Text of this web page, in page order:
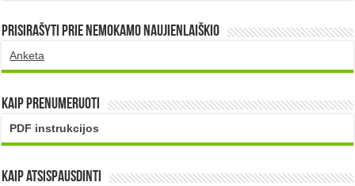
Prisirašyti prie nemokamo naujienlaiškio
Anketa
Kaip prenumeruoti
PDF instrukcijos
Kaip atsispausdinti